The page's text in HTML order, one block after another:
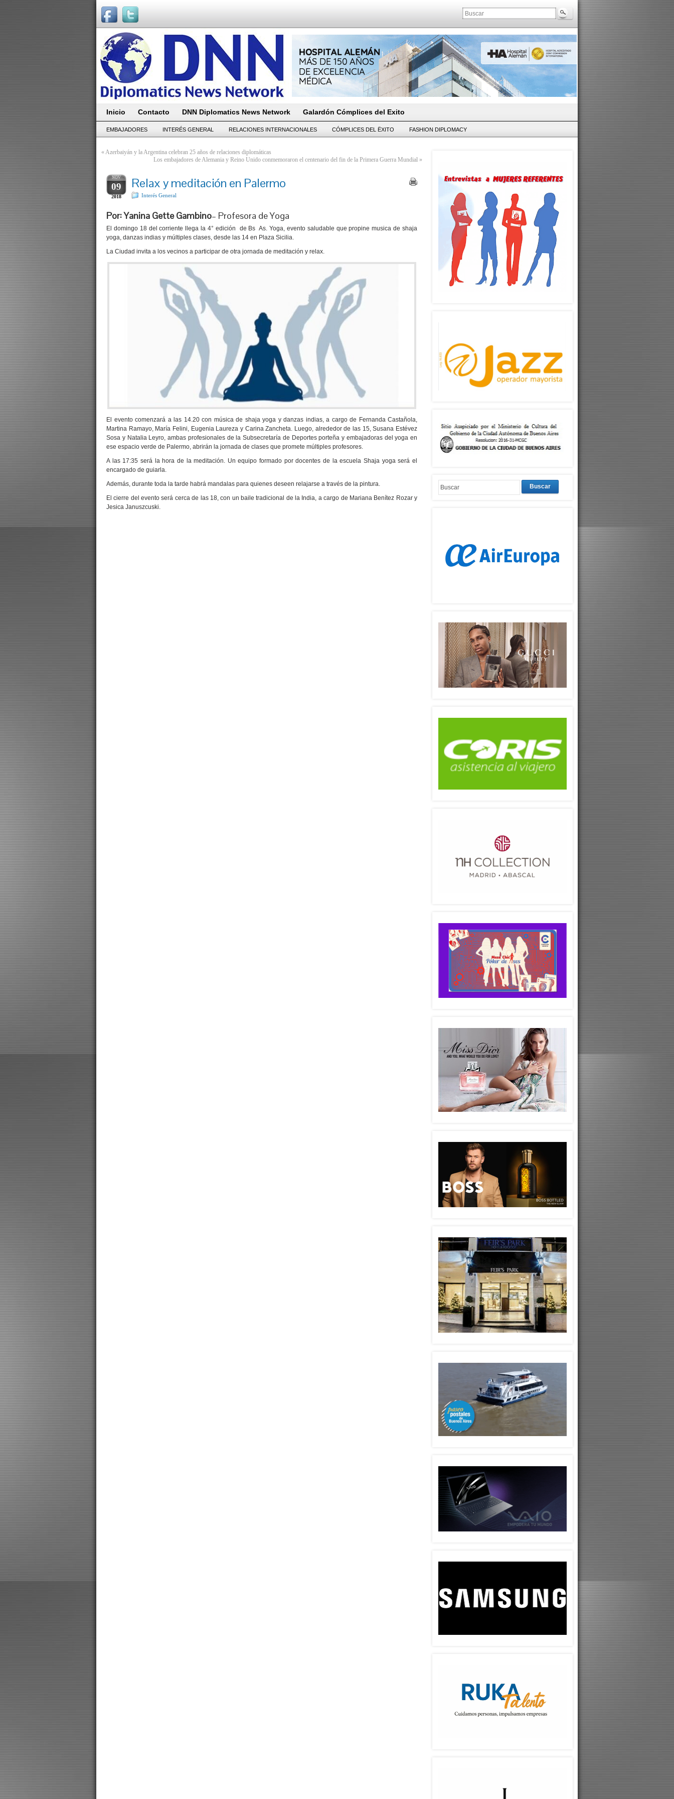
Inicio Contacto DNN Diplomatics News Network Galardón Cómplices del Exito
EMBAJADORES INTERÉS GENERAL RELACIONES INTERNACIONALES CÓMPLICES DEL ËXITO FASHION DIPLOMACY
«Azerbaiyán y la Argentina celebran 25 años de relaciones diplomáticas
Los embajadores de Alemania y Reino Unido conmemoraron el centenario del fin de la Primera Guerra Mundial »
NOV
09
2018
Relax y meditación en Palermo
Interés General
Por: Yanina Gette Gambino– Profesora de Yoga
El domingo 18 del corriente llega la 4° edición de Bs As. Yoga, evento saludable que propine musica de shaja
yoga, danzas indias y múltiples clases, desde las 14 en Plaza Sicilia.
La Ciudad invita a los vecinos a participar de otra jornada de meditación y relax.
El evento comenzará a las 14.20 con música de shaja yoga y danzas indias, a cargo de Fernanda Castañola,
Martina Ramayo, María Felini, Eugenia Laureza y Carina Zancheta. Luego, alrededor de las 15, Susana Estévez
Sosa y Natalia Leyro, ambas profesionales de la Subsecretaría de Deportes porteña y embajadoras del yoga en
ese espacio verde de Palermo, abrirán la jornada de clases que promete múltiples profesores.
A las 17:35 será la hora de la meditación. Un equipo formado por docentes de la escuela Shaja yoga será el
encargado de guiarla.
Además, durante toda la tarde habrá mandalas para quienes deseen relajarse a través de la pintura.
El cierre del evento será cerca de las 18, con un baile tradicional de la India, a cargo de Mariana Benítez Rozar y
Jesica Januszcuski.
Buscar